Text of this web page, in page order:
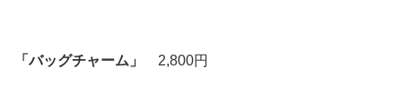
「バッグチャーム」 2,800円